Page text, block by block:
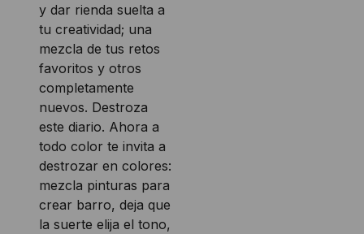
y dar rienda suelta a
tu creatividad; una
mezcla de tus retos
favoritos y otros
completamente
nuevos. Destroza
este diario. Ahora a
todo color te invita a
destrozar en colores:
mezcla pinturas para
crear barro, deja que
la suerte elija el tono,